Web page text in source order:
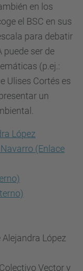
en los
el BSC en sus
para debatir
puede ser de
(p.ej.:
Ulises Cortés es
un
López
(Enlace
López
Vector y